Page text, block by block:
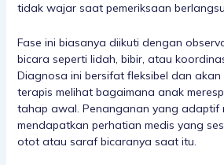
tidak wajar saat pemeriksaan
Fase ini biasanya diikuti dengan
bicara seperti lidah, bibir, atau
Diagnosa ini bersifat fleksibel dan
terapis melihat bagaimana anak
tahap awal. Penanganan yang adaptif
mendapatkan perhatian medis yang
otot atau saraf bicaranya saat itu.